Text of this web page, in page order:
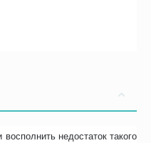
недостаток такого